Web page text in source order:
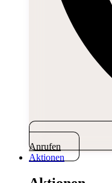
Anrufen
Aktionen